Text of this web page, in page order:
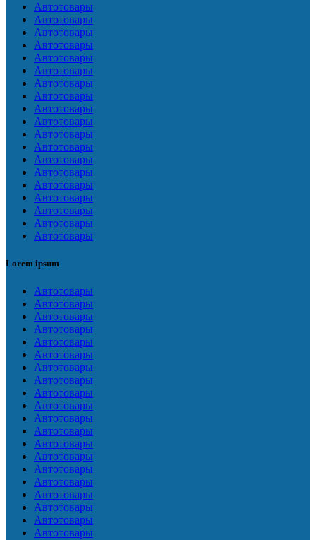
Автотовары
Автотовары
Автотовары
Автотовары
Автотовары
Автотовары
Автотовары
Автотовары
Автотовары
Автотовары
Автотовары
Автотовары
Автотовары
Автотовары
Автотовары
Автотовары
Автотовары
Автотовары
Автотовары
Lorem ipsum
Автотовары
Автотовары
Автотовары
Автотовары
Автотовары
Автотовары
Автотовары
Автотовары
Автотовары
Автотовары
Автотовары
Автотовары
Автотовары
Автотовары
Автотовары
Автотовары
Автотовары
Автотовары
Автотовары
Автотовары